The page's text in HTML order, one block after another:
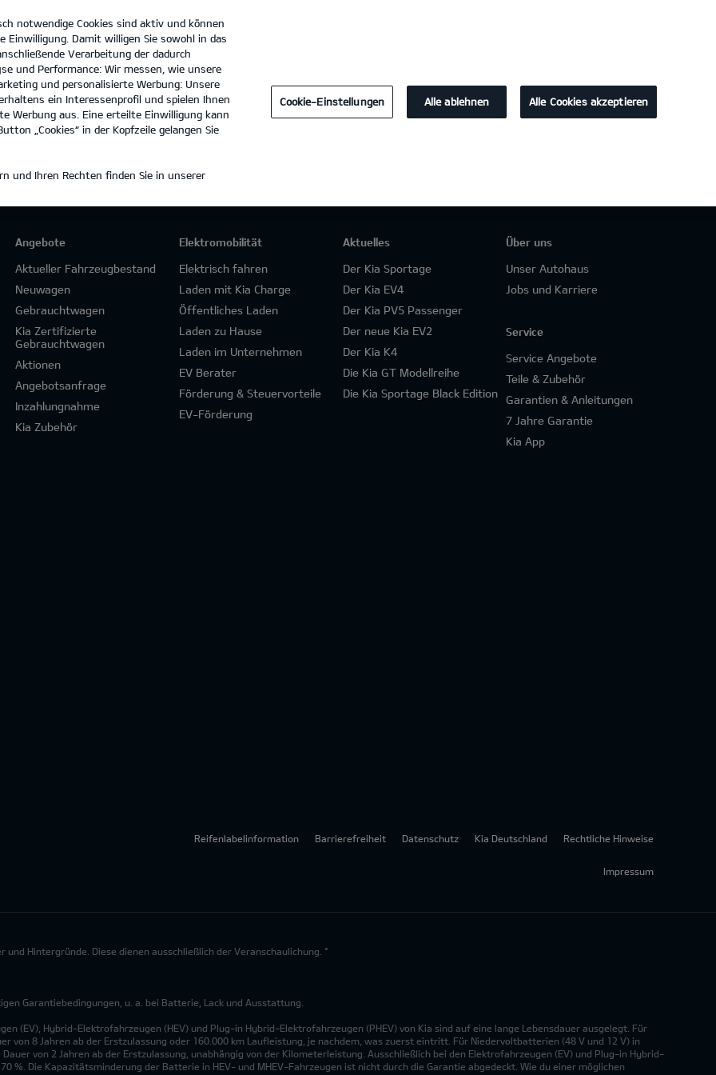
Autohaus Klepp GmbH Tel. :
Angebote
Aktueller Fahrzeugbestand
Neuwagen
Gebrauchtwagen
Kia Zertifizierte
Gebrauchtwagen
Aktionen
Angebotsanfrage
Inzahlungnahme
Kia Zubehör
Elektromobilität
Elektrisch fahren
Laden mit Kia Charge
Öffentliches Laden
Laden zu Hause
Laden im Unternehmen
EV Berater
Förderung & Steuervorteile
EV-Förderung
Aktuelles
Der Kia Sportage
Der Kia EV4
Der Kia PV5 Passenger
Der neue Kia EV2
Der Kia K4
Die Kia GT Modellreihe
Die Kia Sportage Black Edition
Über uns
Unser Autohaus
Jobs und Karriere
Service
Service Angebote
Teile & Zubehör
Garantien & Anleitungen
7 Jahre Garantie
Kia App
Reifenlabelinformation Barrierefreiheit Datenschutz Kia Deutschland Rechtliche Hinweise
Impressum
Hintergründe. Diese dienen ausschließlich der Veranschaulichung. *
Garantiebedingungen, u. a. bei Batterie, Lack und Ausstattung.
(EV), Hybrid-Elektrofahrzeugen (HEV) und Plug-in Hybrid-Elektrofahrzeugen (PHEV) von Kia sind auf eine lange Lebensdauer ausgelegt. Für
von 8 Jahren ab der Erstzulassung oder 160.000 km Laufleistung, je nachdem, was zuerst eintritt. Für Niedervoltbatterien (48 V und 12 V) in
von 2 Jahren ab der Erstzulassung, unabhängig von der Kilometerleistung. Ausschließlich bei den Elektrofahrzeugen (EV) und Plug-in Hybrid-
%. Die Kapazitätsminderung der Batterie in HEV- und MHEV-Fahrzeugen ist nicht durch die Garantie abgedeckt. Wie du einer möglichen
notwendige Cookies sind aktiv und können
Damit willigen Sie sowohl in das
Verarbeitung der dadurch
und Performance: Wir messen, wie unsere
und personalisierte Werbung: Unsere
ein Interessenprofil und spielen Ihnen
Werbung aus. Eine erteilte Einwilligung kann
„Cookies“ in der Kopfzeile gelangen Sie
und Ihren Rechten finden Sie in unserer
Cookie-Einstellungen Alle ablehnen Alle Cookies akzeptieren